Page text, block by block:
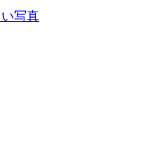
写真